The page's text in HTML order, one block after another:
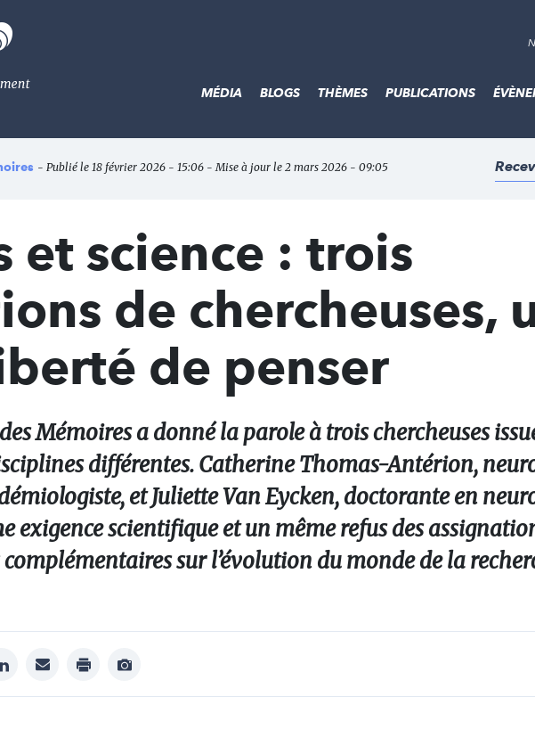
MÉDIA BLOGS THÈMES PUBLICATIONS
- Publié le 18 février 2026 - 15:06 - Mise à jour le 2 mars 2026 - 09:05
et science : trois
de chercheuses,
de penser
Mémoires a donné la parole à trois chercheuses
différentes. Catherine Thomas-Antérion,
et Juliette Van Eycken, doctorante en
exigence scientifique et un même refus des
sur l’évolution du monde de la
linkedinmail print
Afficher